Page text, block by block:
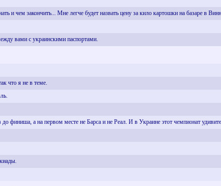
и чем закончить... Мне легче будет назвать цену за кило картошки на базаре в
вами с украинскими паспортами.
что я не в теме.
финиша, а на первом месте не Барса и не Реал. И в Украине этот чемпионат